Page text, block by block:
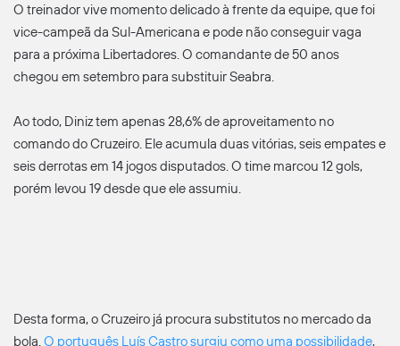
O treinador vive momento delicado à frente da equipe, que foi
vice-campeã da Sul-Americana e pode não conseguir vaga
para a próxima Libertadores. O comandante de 50 anos
chegou em setembro para substituir Seabra.
Ao todo, Diniz tem apenas 28,6% de aproveitamento no
comando do Cruzeiro. Ele acumula duas vitórias, seis empates e
seis derrotas em 14 jogos disputados. O time marcou 12 gols,
porém levou 19 desde que ele assumiu.
Desta forma, o Cruzeiro já procura substitutos no mercado da
bola.O português Luís Castro surgiu como uma possibilidade,